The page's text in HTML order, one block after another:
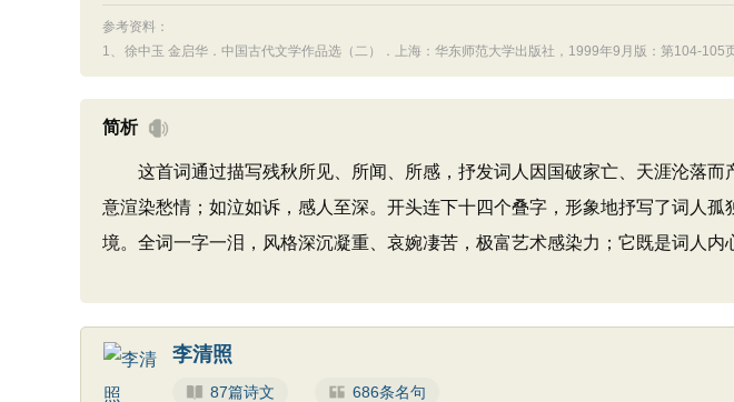
参考资料：
1、 徐中玉 金启华．中国古代文学作品选（二）．上海：华东师范大学出版社，1999年9月版：第104-105
简析
这首词通过描写残秋所见、所闻、所感，抒发词人因国破家亡、天涯沦落而
意渲染愁情；如泣如诉，感人至深。开头连下十四个叠字，形象地抒写了词人
境。全词一字一泪，风格深沉凝重、哀婉凄苦，极富艺术感染力；它既是词人内
李清照
87篇诗文 686条名句